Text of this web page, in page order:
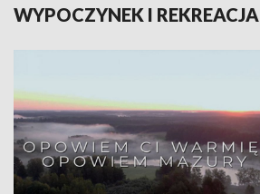
WYPOCZYNEK I REKREACJA